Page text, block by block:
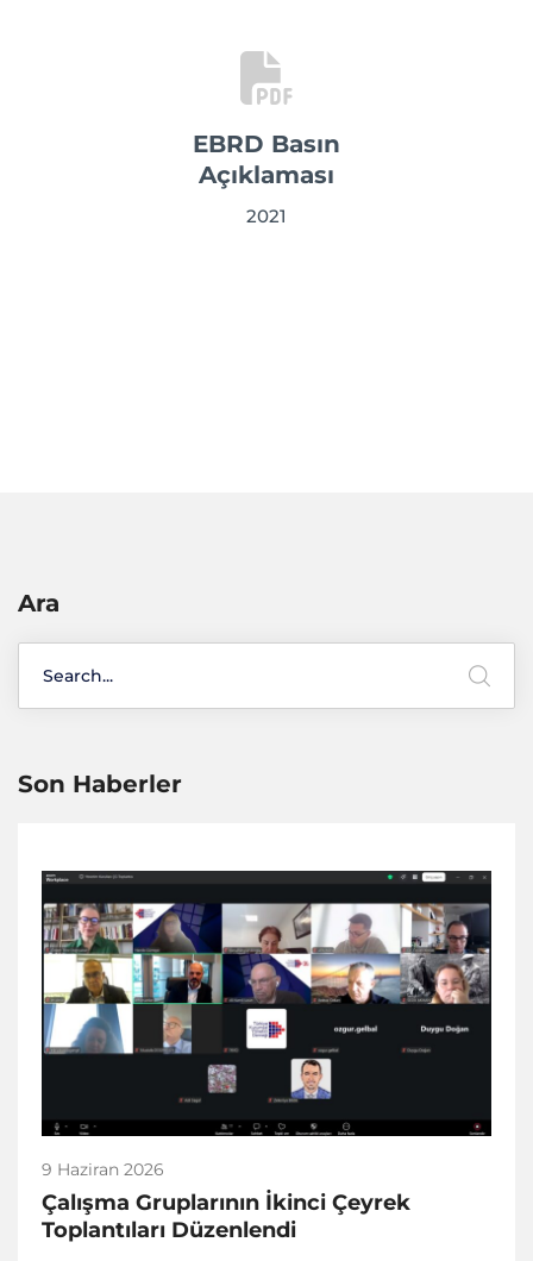
EBRD Basın
Açıklaması
2021
Ara
Son Haberler
9 Haziran 2026
Çalışma Gruplarının İkinci Çeyrek
Toplantıları Düzenlendi